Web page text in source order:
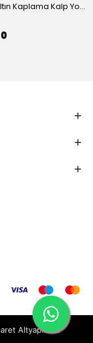
14 Ayar Altın Kaplama Kalp Yolu Bileklik
Altyapısı ile